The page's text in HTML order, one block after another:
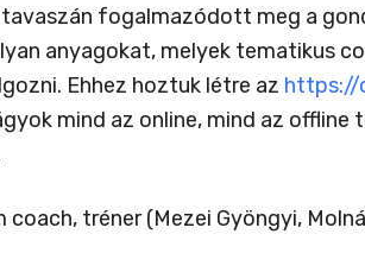
tavaszán fogalmazódott meg a
anyagokat, melyek tematikus
Ehhez hoztuk létre az https://
mind az online, mind az
coach, tréner (Mezei Gyöngyi,